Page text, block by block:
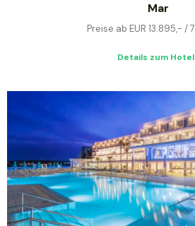
Mar
Preise ab EUR 13.895,- /
Details zum